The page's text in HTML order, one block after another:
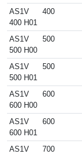
AS1V
400 H01
400
AS1V
500 H00
500
AS1V
500 H01
500
AS1V
600 H00
600
AS1V
600 H01
600
AS1V
700